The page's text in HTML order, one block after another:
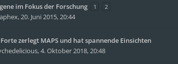
im Fokus der Forschung 1 2
,20. Juni 2015, 20:44
zerlegt MAPS und hat spannende Einsichten
,4. Oktober 2018, 20:48